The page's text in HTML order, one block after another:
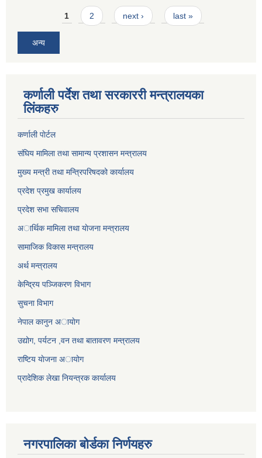
Pages1 2 next › last »
अन्य
कर्णाली पर्देश तथा सरकाररी मन्त्रालयका
लिंकहरु
कर्णाली पाेर्टल
संघिय मामिला तथा सामान्य प्रशासन मन्त्रालय
मुख्य मन्त्री तथा मन्त्रिपरिषदको कार्यालय
प्रदेश प्रमुख कार्यालय
प्रदेश सभा सचिवालय
अार्थिक मामिला तथा याेजना मन्त्रालय
सामाजिक विकास मन्त्रालय
अर्थ मन्त्रालय
केन्द्रिय पञ्जिकरण विभाग
सुचना विभाग
नेपाल कानुन अायाेग
उद्योग, पर्यटन ,वन तथा बातावरण मन्त्रालय
राष्टिय याेजना अायोग
प्रादेशिक लेखा नियन्त्रक कार्यालय
नगरपालिका बोर्डका निर्णयहरु